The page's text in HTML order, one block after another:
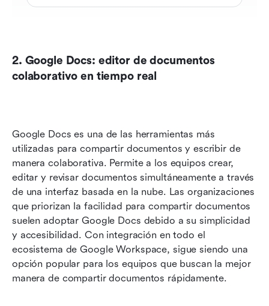
2. Google Docs: editor de documentos
colaborativo en tiempo real
Google Docs es una de las herramientas más
utilizadas para compartir documentos y escribir de
manera colaborativa. Permite a los equipos crear,
editar y revisar documentos simultáneamente a través
de una interfaz basada en la nube. Las organizaciones
que priorizan la facilidad para compartir documentos
suelen adoptar Google Docs debido a su simplicidad
y accesibilidad. Con integración en todo el
ecosistema de Google Workspace, sigue siendo una
opción popular para los equipos que buscan la mejor
manera de compartir documentos rápidamente.